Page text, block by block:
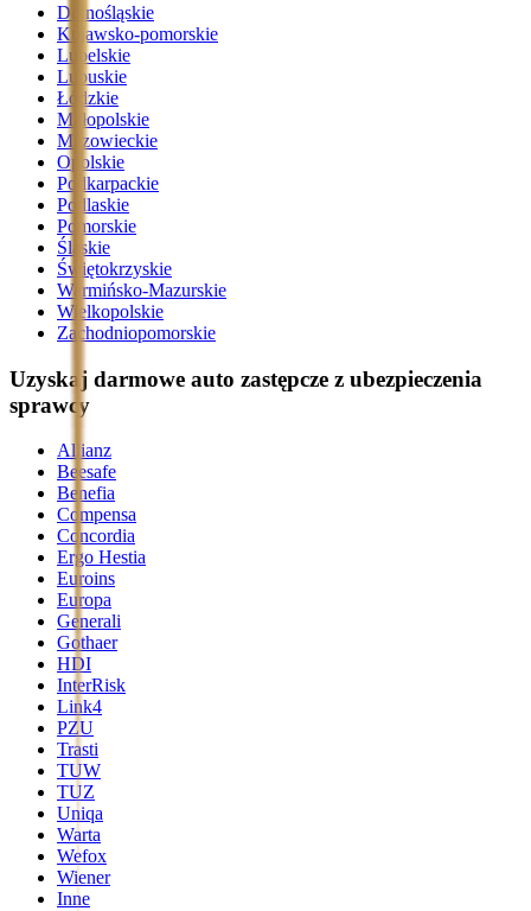
Dolnośląskie
Kujawsko-pomorskie
Lubelskie
Lubuskie
Łódzkie
Małopolskie
Mazowieckie
Opolskie
Podkarpackie
Podlaskie
Pomorskie
Śląskie
Świętokrzyskie
Warmińsko-Mazurskie
Wielkopolskie
Zachodniopomorskie
Uzyskaj darmowe auto zastępcze z ubezpieczenia
sprawcy
Allianz
Beesafe
Benefia
Compensa
Concordia
Ergo Hestia
Euroins
Europa
Generali
Gothaer
HDI
InterRisk
Link4
PZU
Trasti
TUW
TUZ
Uniqa
Warta
Wefox
Wiener
Inne